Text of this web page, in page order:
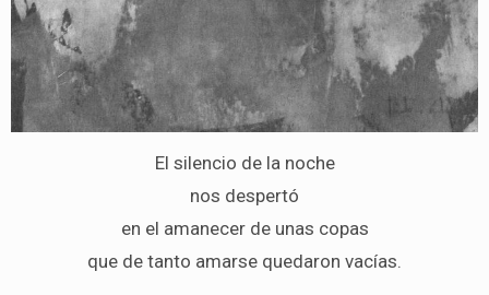
El silencio de la noche
nos despertó
en el amanecer de unas copas
que de tanto amarse quedaron vacías.